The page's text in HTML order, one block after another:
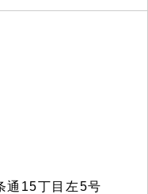
15丁目左5号